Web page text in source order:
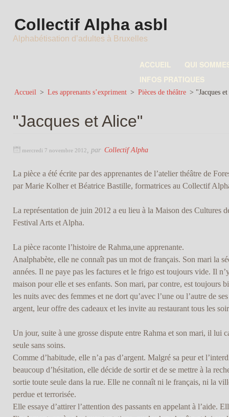
Collectif Alpha asbl
Alphabétisation d’adultes à Bruxelles
ACCUEIL
QUI
INFOS PRATIQUES
Accueil > Les apprenants s’expriment > Pièces de théâtre > "Jacques
"Jacques et Alice"
mercredi 7 novembre 2012 par Collectif Alpha
La pièce a été écrite par des apprenantes de l’atelier théâtre de
par Marie Kolher et Béatrice Bastille, formatrices au Collectif
La représentation de juin 2012 a eu lieu à la Maison des Cultures
Festival Arts et Alpha.
La pièce raconte l’histoire de Rahma,une apprenante.
Analphabète, elle ne connaît pas un mot de français. Son mari la
années. Il ne paye pas les factures et le frigo est toujours vide. Il
maison pour elle et ses enfants. Son mari, par contre, est toujours
les nuits avec des femmes et ne dort qu’avec l’une ou l’autre de
argent, leur offre des cadeaux et les invite au restaurant tous les
Un jour, suite à une grosse dispute entre Rahma et son mari, il lui
seule sans soins.
Comme d’habitude, elle n’a pas d’argent. Malgré sa peur et
beaucoup d’hésitation, elle décide de sortir et de se mettre à la
sortie toute seule dans la rue. Elle ne connaît ni le français, ni la
perdue et terrorisée.
Elle essaye d’attirer l’attention des passants en appelant à l’aide.